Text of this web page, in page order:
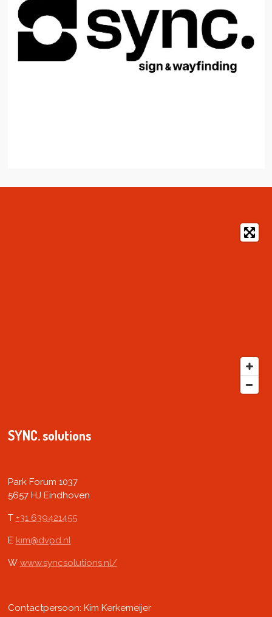
SYNC. solutions
Park Forum 1037
5657 HJ Eindhoven
T +31 639421455
E kim@dvpd.nl
W www.syncsolutions.nl/
Contactpersoon: Kim Kerkemeijer